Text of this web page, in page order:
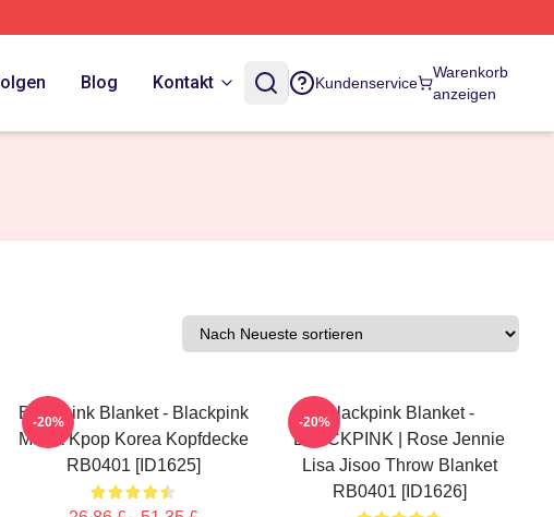
Blog Kontakt Kundenservice
Warenkorb
anzeigen
Blackpink Blanket - Blackpink
Musik Kpop Korea Kopfdecke
RB0401 [ID1625]
-20%
Blackpink Blanket -
BLACKPINK | Rose Jennie
Lisa Jisoo Throw Blanket
RB0401 [ID1626]
-20%